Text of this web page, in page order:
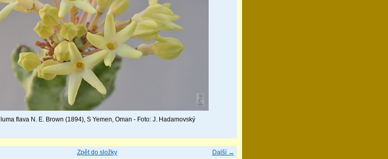
flava N. E. Brown (1894), S Yemen, Oman - Foto: J. Hadamovský
Další →
Zpět do složky